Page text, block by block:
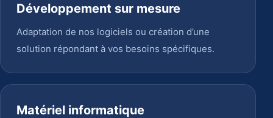
Développement sur mesure
Adaptation de nos logiciels ou création d’une
solution répondant à vos besoins spécifiques.
Matériel informatique